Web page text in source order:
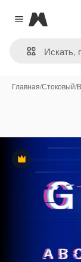
Close menu
Magnific
Главная/Стоковый/
Премиум